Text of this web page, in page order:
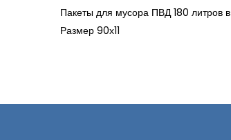
Пакеты для мусора ПВД 180 литров
Размер 90х11